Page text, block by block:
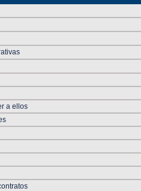
a ellos